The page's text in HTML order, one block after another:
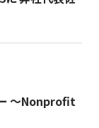
〜Nonprofit